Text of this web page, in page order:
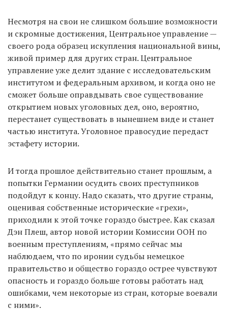
Несмотря на свои не слишком большие возможности
и скромные достижения, Центральное управление —
своего рода образец искупления национальной вины,
живой пример для других стран. Центральное
управление уже делит здание с исследовательским
институтом и федеральным архивом, и когда оно не
сможет больше оправдывать свое существование
открытием новых уголовных дел, оно, вероятно,
перестанет существовать в нынешнем виде и станет
частью института. Уголовное правосудие передаст
эстафету истории.
И тогда прошлое действительно станет прошлым, а
попытки Германии осудить своих преступников
подойдут к концу. Надо сказать, что другие страны,
оценивая собственные исторические «грехи»,
приходили к этой точке гораздо быстрее. Как сказал
Дэн Плеш, автор новой истории Комиссии ООН по
военным преступлениям, «прямо сейчас мы
наблюдаем, что по иронии судьбы немецкое
правительство и общество гораздо острее чувствуют
опасность и гораздо больше готовы работать над
ошибками, чем некоторые из стран, которые воевали
с ними».